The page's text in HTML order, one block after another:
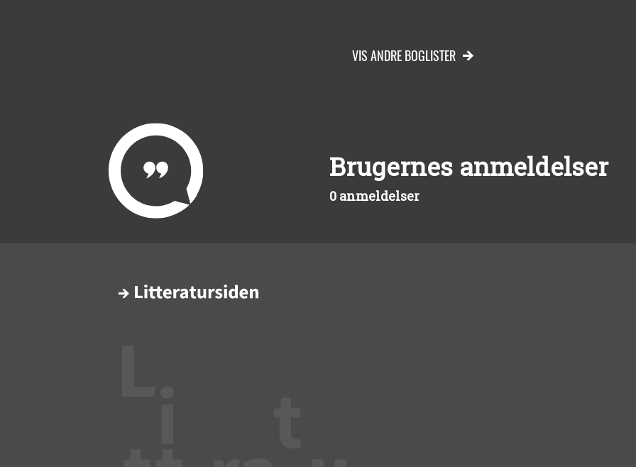
VIS ANDRE BOGLISTER
Brugernes anmeldelser
0 anmeldelser